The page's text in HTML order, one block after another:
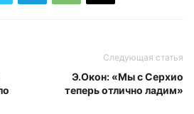
Следующая статья
Э.Окон: «Мы с Серхио
теперь отлично ладим»